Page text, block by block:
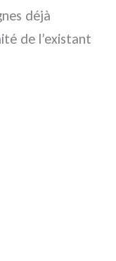
déjà
de l’existant